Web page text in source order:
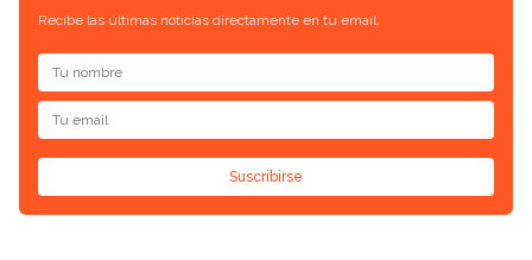
Recibe las últimas noticias directamente en tu email.
Suscribirse